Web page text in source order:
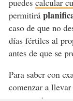
permitirá
caso de que no
días fértiles al
antes de que se
Para saber con
comenzar a